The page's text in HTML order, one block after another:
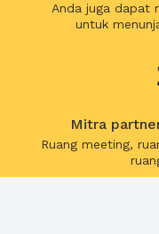
Anda juga dapat
untuk
Mitra
Ruang meeting,